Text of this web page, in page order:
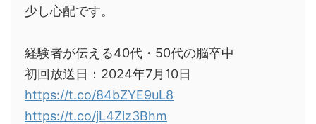
少し心配です。
経験者が伝える40代・50代の脳卒中
初回放送日：2024年7月10日
https://t.co/84bZYE9uL8
https://t.co/jL4Zlz3Bhm